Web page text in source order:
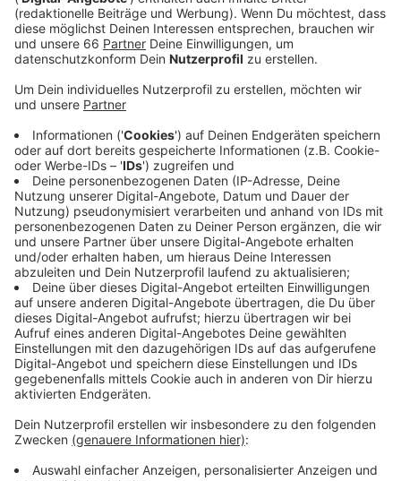
Die Wirtschaft in Nordrhein-Westfalen steht nach
Einschätzung der IHK NRW derzeit "zwischen Hoffen
und Bangen". "Aktuell ist die Lage in vielen
Unternehmen angespannt, in Teilen sogar kritisch",
sagte der Präsident der
Handelskammer Nordrhein-Westfalen (IHK NRW), Ralf
Stoffels in Düsseldorf laut einer Mitteilung. Zwar habe
ein weiteres Abrutschen der Konjunktur im
Frühsommer verhindert werden können. Doch bleibe
die Wettbewerbssituation und das
weltwirtschaftliche Umfeld unberechenbar.
Anlass für die Analyse war die Vorstellung des zweiten
Konjunkturberichts durch dasRWI - Leibniz-Institut für
Wirtschaftsforschung. Die Konjunkturforscher rechnen
für das laufende Jahr mit einem Anstieg der
Wirtschaftsleistung in NRW um 0,1 Prozent. "Hohe
Energiepreise und der internationale
Wettbewerbsdruck belasten die Industrie weiterhin,
doch sie gewinnt zunehmend an Stabilität", so das
RWI. Im Februar hatten die Forscher noch ein
Wachstum des NRW-Bruttoinlandsprodukts von 0,3